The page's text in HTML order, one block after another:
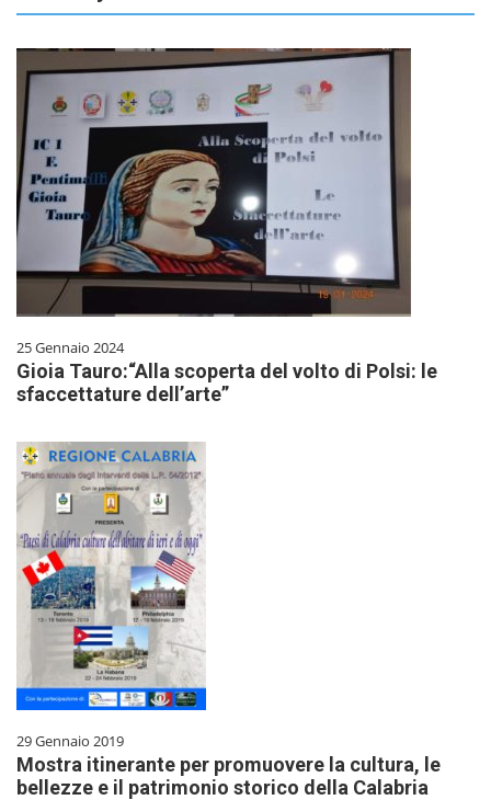
25 Gennaio 2024
Gioia Tauro:“Alla scoperta del volto di Polsi: le
sfaccettature dell’arte”
29 Gennaio 2019
Mostra itinerante per promuovere la cultura, le
bellezze e il patrimonio storico della Calabria